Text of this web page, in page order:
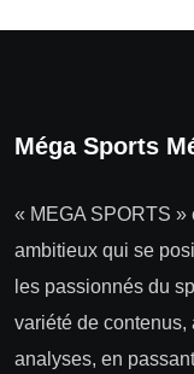
Méga Sports
« MEGA SPORTS
ambitieux qui se
les passionnés du
variété de
analyses, en